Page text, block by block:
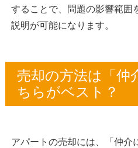
することで、問題の影響範囲
説明が可能になります。
売却の方法は「仲
ちらがベスト？
アパートの売却には、「仲介